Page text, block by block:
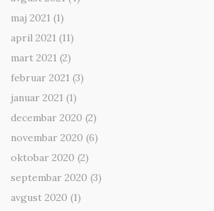
maj 2021 (1)
april 2021 (11)
mart 2021 (2)
februar 2021 (3)
januar 2021 (1)
decembar 2020 (2)
novembar 2020 (6)
oktobar 2020 (2)
septembar 2020 (3)
avgust 2020 (1)